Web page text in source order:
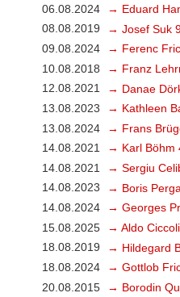
06.08.2024
→ Eduard
08.08.2019
→ Josef Suk
09.08.2024
→ Ferenc
10.08.2018
→ Franz
12.08.2021
→ Danae
13.08.2023
→ Kathleen
13.08.2024
→ Frans
14.08.2021
→ Karl Böhm
14.08.2021
→ Sergiu
14.08.2023
→ Boris
14.08.2024
→ Georges
15.08.2025
→ Aldo
18.08.2019
→ Hildegard
18.08.2024
→ Gottlob
20.08.2015
→ Borodin